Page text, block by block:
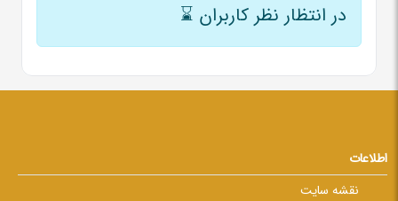
در انتظار نظر کاربران ⌛
اطلاعات
نقشه سایت